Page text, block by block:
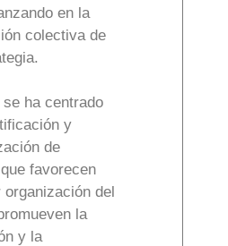
en la
colectiva de
ha centrado
y
de
favorecen
organización del
la
y la